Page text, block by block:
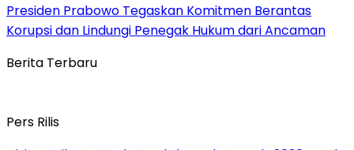
Presiden Prabowo Tegaskan Komitmen Berantas
Korupsi dan Lindungi Penegak Hukum dari Ancaman
Berita Terbaru
Pers Rilis